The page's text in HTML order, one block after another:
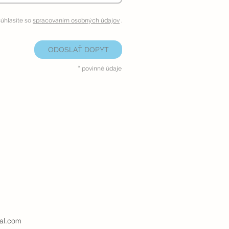
so spracovaním osobných údajov .
ODOSLAŤ DOPYT
* povinné údaje